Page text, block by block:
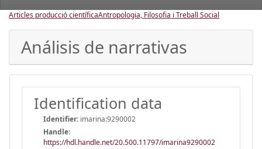
Articles producció científicaAntropologia, Filosofia i Treball Social
Análisis de narrativas
Identification data
Identifier: imarina:9290002
Handle:
https://hdl.handle.net/20.500.11797/imarina9290002